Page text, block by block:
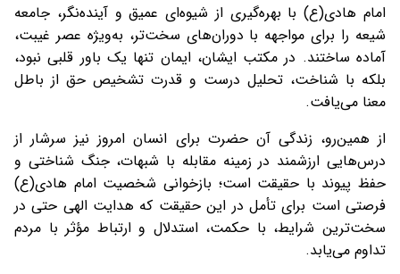
امام هادی(ع) با بهره‌گیری از شیوه‌ای عمیق و آینده‌نگر، جامعه
شیعه را برای مواجهه با دوران‌های سخت‌تر، به‌ویژه عصر غیبت،
آماده ساختند. در مکتب ایشان، ایمان تنها یک باور قلبی نبود،
بلکه با شناخت، تحلیل درست و قدرت تشخیص حق از باطل
معنا می‌یافت.
از همین‌رو، زندگی آن حضرت برای انسان امروز نیز سرشار از
درس‌هایی ارزشمند در زمینه مقابله با شبهات، جنگ شناختی و
حفظ پیوند با حقیقت است؛ بازخوانی شخصیت امام هادی(ع)
فرصتی است برای تأمل در این حقیقت که هدایت الهی حتی در
سخت‌ترین شرایط، با حکمت، استدلال و ارتباط مؤثر با مردم
تداوم می‌یابد.